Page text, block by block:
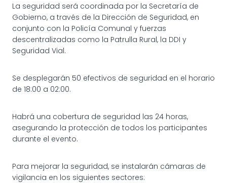
La seguridad será coordinada por la Secretaría de
Gobierno, a través de la Dirección de Seguridad, en
conjunto con la Policía Comunal y fuerzas
descentralizadas como la Patrulla Rural, la DDI y
Seguridad Vial.
Se desplegarán 50 efectivos de seguridad en el horario
de 18:00 a 02:00.
Habrá una cobertura de seguridad las 24 horas,
asegurando la protección de todos los participantes
durante el evento.
Para mejorar la seguridad, se instalarán cámaras de
vigilancia en los siguientes sectores: